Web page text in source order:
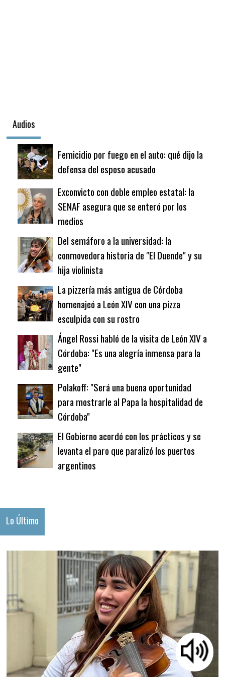
Audios
Femicidio por fuego en el auto: qué dijo la
defensa del esposo acusado
Exconvicto con doble empleo estatal: la
SENAF asegura que se enteró por los
medios
Del semáforo a la universidad: la
conmovedora historia de "El Duende" y su
hija violinista
La pizzería más antigua de Córdoba
homenajeó a León XIV con una pizza
esculpida con su rostro
Ángel Rossi habló de la visita de León XIV a
Córdoba: "Es una alegría inmensa para la
gente"
Polakoff: "Será una buena oportunidad
para mostrarle al Papa la hospitalidad de
Córdoba"
El Gobierno acordó con los prácticos y se
levanta el paro que paralizó los puertos
argentinos
Lo Último